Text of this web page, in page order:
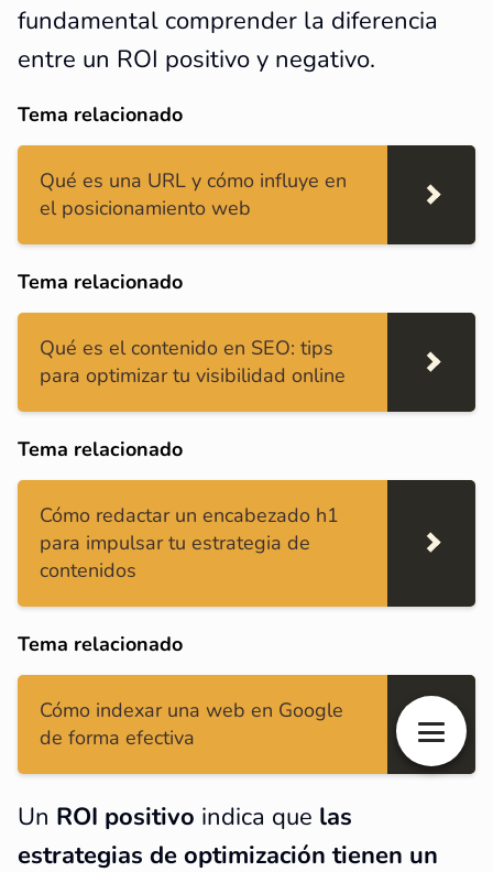
fundamental comprender la diferencia
entre un ROI positivo y negativo.
Tema relacionado
Qué es una URL y cómo influye en
el posicionamiento web
Tema relacionado
Qué es el contenido en SEO: tips
para optimizar tu visibilidad online
Tema relacionado
Cómo redactar un encabezado h1
para impulsar tu estrategia de
contenidos
Tema relacionado
Cómo indexar una web en Google
de forma efectiva
Un ROI positivo indica que las
estrategias de optimización tienen un